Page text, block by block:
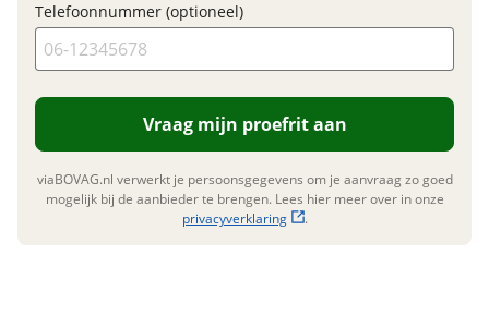
Telefoonnummer (optioneel)
Vraag mijn proefrit aan
viaBOVAG.nl verwerkt je persoonsgegevens om je aanvraag zo goed
mogelijk bij de aanbieder te brengen. Lees hier meer over in onze
privacyverklaring
.